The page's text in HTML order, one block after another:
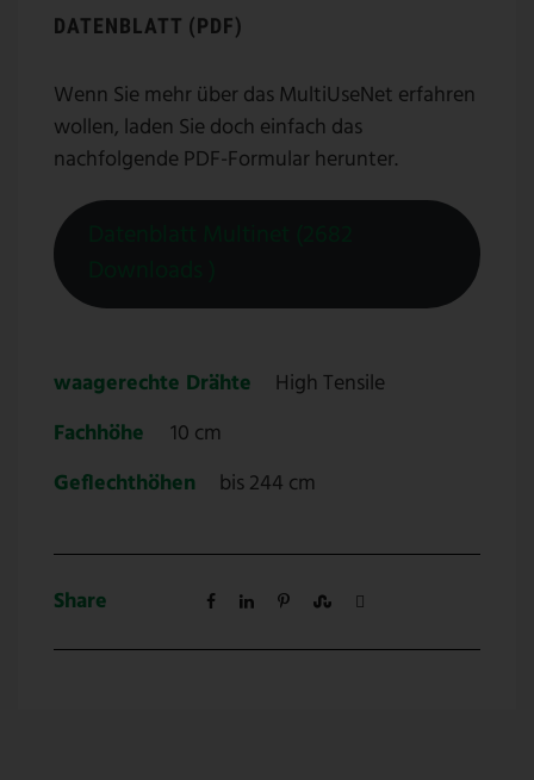
DATENBLATT (PDF)
Wenn Sie mehr über das MultiUseNet erfahren
wollen, laden Sie doch einfach das
nachfolgende PDF-Formular herunter.
waagerechte Drähte
High Tensile
Fachhöhe
10 cm
Geflechthöhen
bis 244 cm
Share